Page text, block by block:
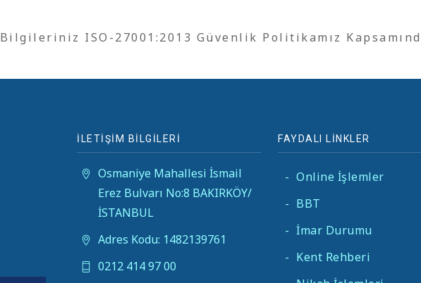
Bilgileriniz ISO-27001:2013 Güvenlik Politikamız
İLETİŞİM BİLGİLERİ
Osmaniye Mahallesi İsmail
Erez Bulvarı No:8 BAKIRKÖY/
İSTANBUL
Adres Kodu: 1482139761
0212 414 97 00
FAYDALI LİNKLER
- Online İşlemler
- BBT
- İmar Durumu
- Kent Rehberi